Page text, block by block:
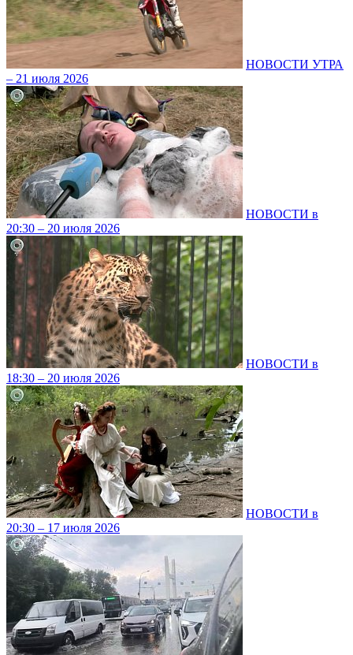
НОВОСТИ УТРА
– 21 июля 2026
НОВОСТИ в
20:30 – 20 июля 2026
НОВОСТИ в
18:30 – 20 июля 2026
НОВОСТИ в
20:30 – 17 июля 2026